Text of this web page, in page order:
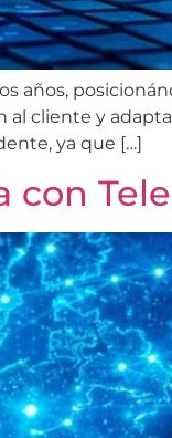
años,
al cliente y
ya que […]
con